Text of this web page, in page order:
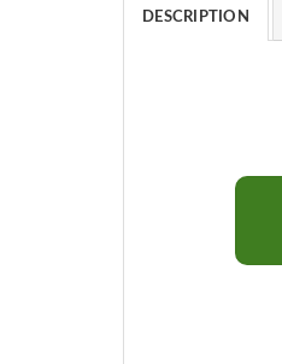
DESCRIPTION